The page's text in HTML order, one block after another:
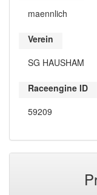
maennlich
Verein
SG HAUSHAM
Raceengine ID
59209